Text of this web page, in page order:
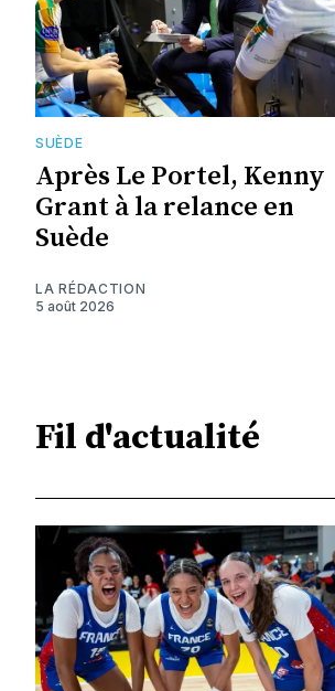
SUÈDE
Après Le Portel, Kenny
Grant à la relance en
Suède
LA RÉDACTION
5 août 2026
Fil d'actualité